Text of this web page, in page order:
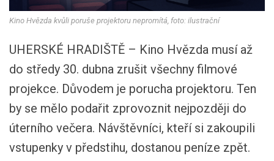
Kino Hvězda kvůli poruše projektoru nepromítá, foto: ilustrační
UHERSKÉ HRADIŠTĚ – Kino Hvězda musí až
do středy 30. dubna zrušit všechny filmové
projekce. Důvodem je porucha projektoru. Ten
by se mělo podařit zprovoznit nejpozději do
úterního večera. Návštěvníci, kteří si zakoupili
vstupenky v předstihu, dostanou peníze zpět.